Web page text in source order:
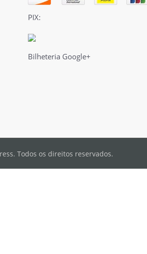
PIX:
Bilheteria Google+
Todos os direitos reservados.